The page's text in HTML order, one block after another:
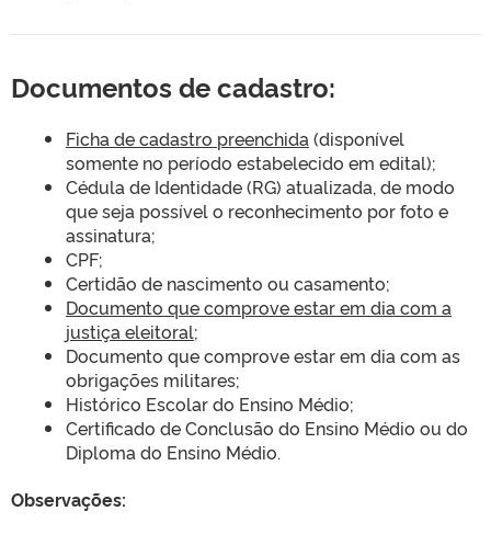
Documentos de cadastro:
Ficha de cadastro preenchida (disponível
somente no período estabelecido em edital);
Cédula de Identidade (RG) atualizada, de modo
que seja possível o reconhecimento por foto e
assinatura;
CPF;
Certidão de nascimento ou casamento;
Documento que comprove estar em dia com a
justiça eleitoral;
Documento que comprove estar em dia com as
obrigações militares;
Histórico Escolar do Ensino Médio;
Certificado de Conclusão do Ensino Médio ou do
Diploma do Ensino Médio.
Observações: